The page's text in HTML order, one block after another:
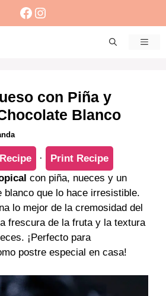
Facebook
Instagram
con Piña y
Blanco
·
Print Recipe
con piña, nueces y un
blanco que lo hace irresistible.
lo mejor de la cremosidad del
frescura de la fruta y la textura
¡Perfecto para
postre especial en casa!